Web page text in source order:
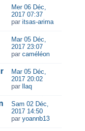
Mer 06 Déc,
2017 07:37
par itsas-arima
Mar 05 Déc,
2017 23:07
par caméléon
Mar 05 Déc,
2017 20:02
par
llaq
Sam 02 Déc,
2017 14:50
par yoannb13